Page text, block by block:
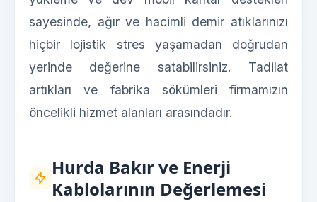
sayesinde, ağır ve hacimli demir atıklarınızı
hiçbir lojistik stres yaşamadan doğrudan
yerinde değerine satabilirsiniz. Tadilat
artıkları ve fabrika sökümleri firmamızın
öncelikli hizmet alanları arasındadır.
Hurda Bakır ve Enerji
Kablolarının Değerlemesi